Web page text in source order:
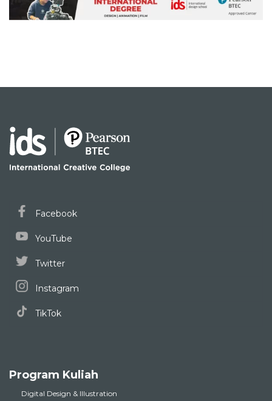
Facebook
YouTube
Twitter
Instagram
TikTok
Program Kuliah
Digital Design & Illustration